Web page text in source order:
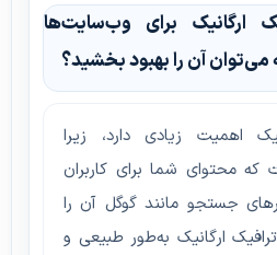
ارگانیک برای وب‌سایت‌ها
آن را بهبود بخشید؟
اهمیت زیادی دارد، زیرا
محتوای شما برای کاربران
جستجو مانند گوگل آن را
ارگانیک به‌طور طبیعی و